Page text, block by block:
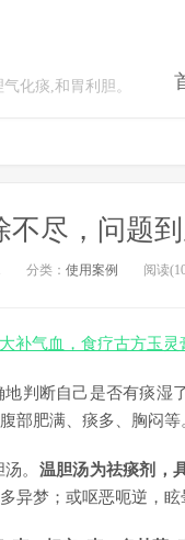
化痰,和胃利胆。
不尽，问题
分类： 使用案例 阅读
大补气血，食疗古方玉灵
判断自己是否有痰
部肥满、痰多、胸闷等
。 温胆汤为祛痰剂，
异梦；或呕恶呃逆，眩